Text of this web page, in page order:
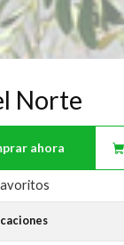
Norte
ahora